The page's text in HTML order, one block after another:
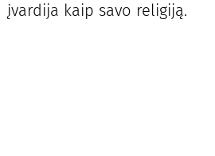
įvardija kaip savo religiją.